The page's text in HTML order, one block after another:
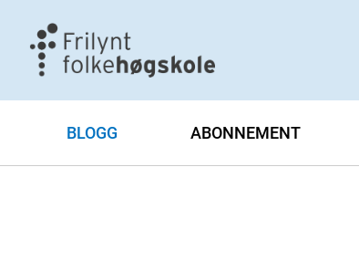
BLOGG ABONNEMENT